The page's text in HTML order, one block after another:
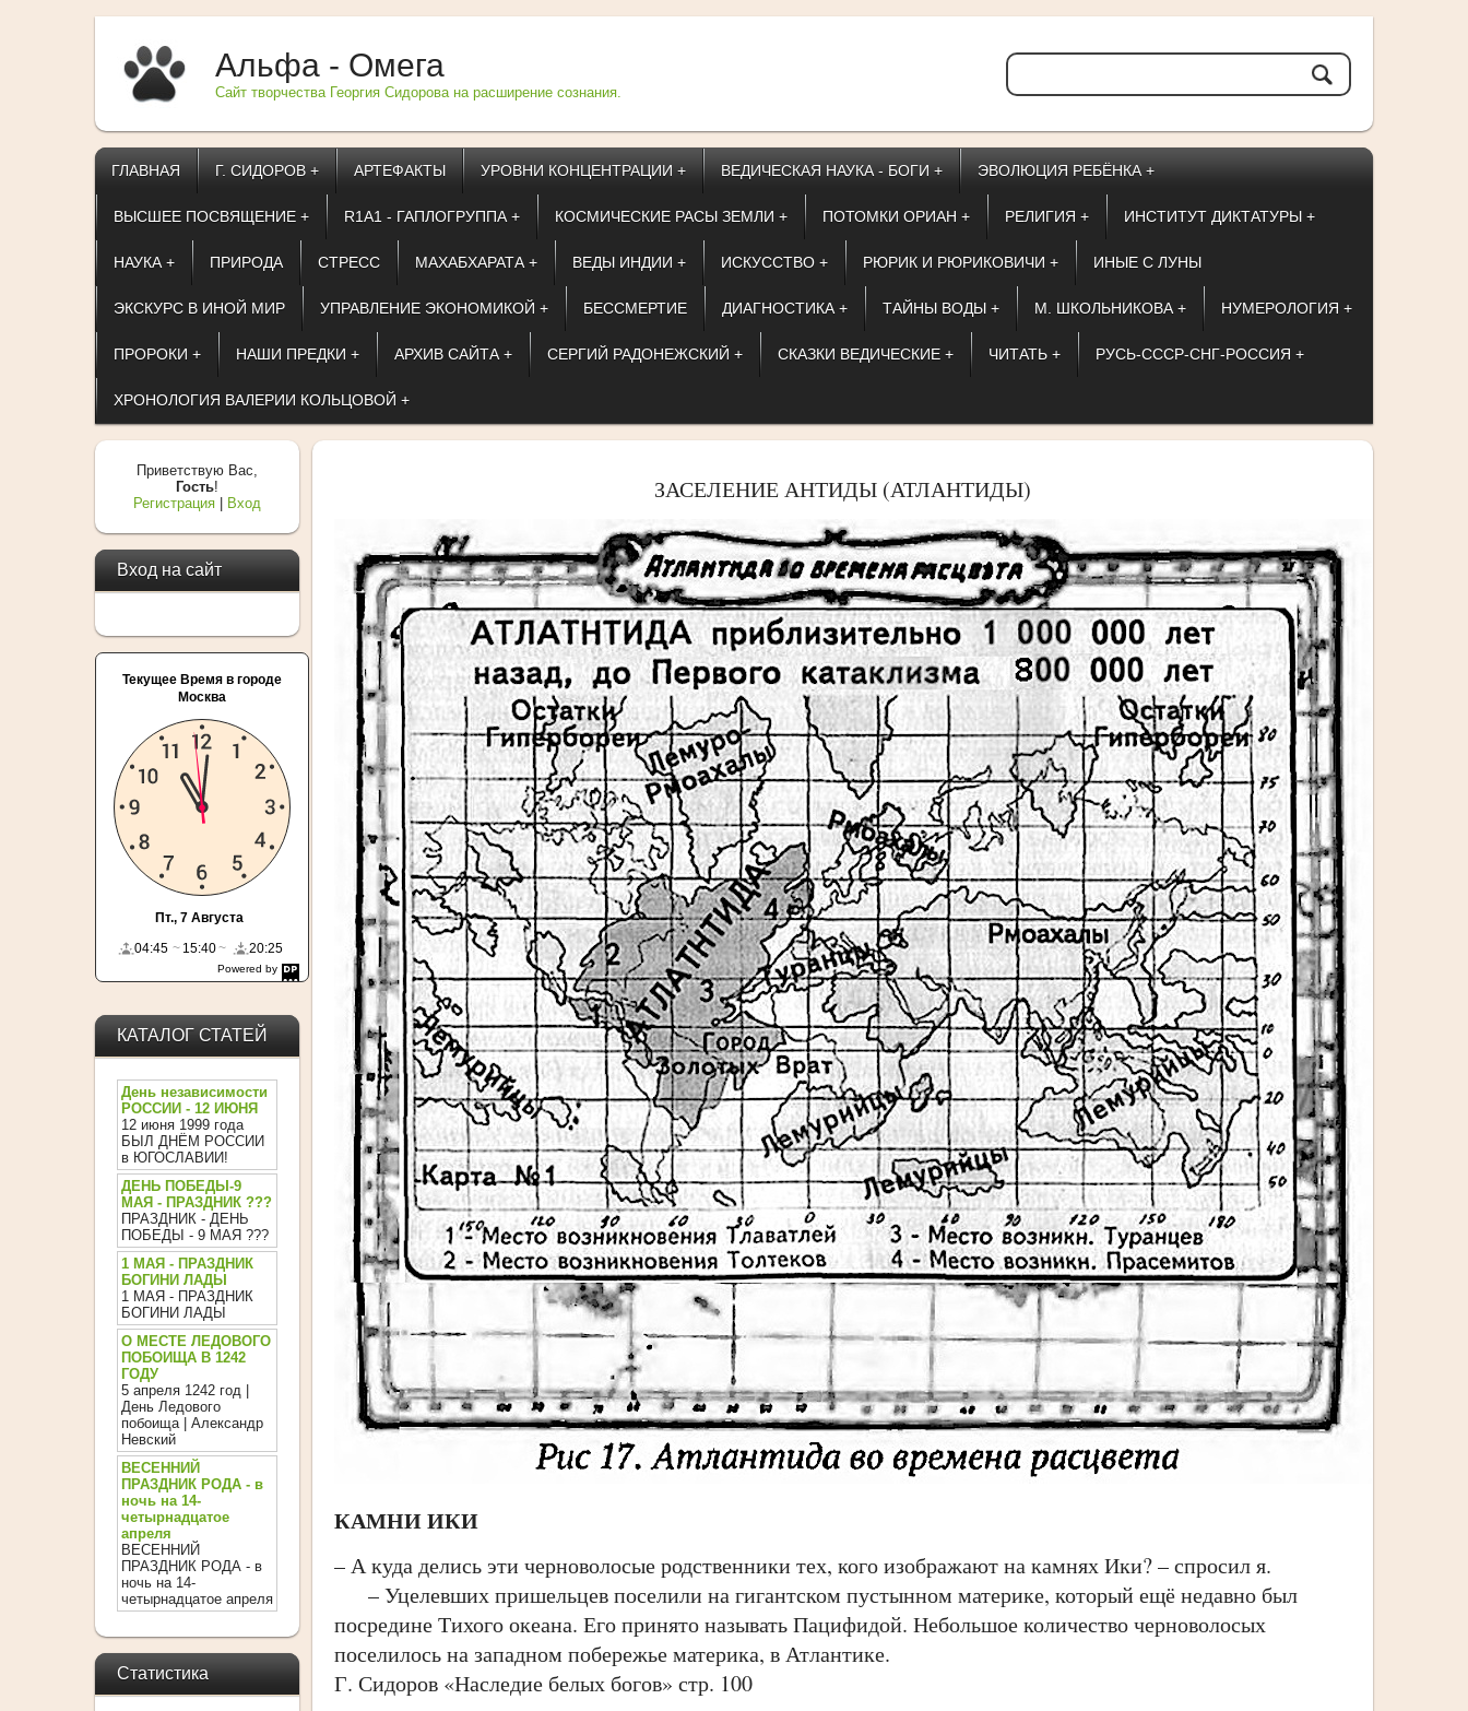
Альфа - Омега
Сайт творчества Георгия Сидорова на расширение сознания.
ГЛАВНАЯ Г. СИДОРОВ + АРТЕФАКТЫ УРОВНИ КОНЦЕНТРАЦИИ + ВЕДИЧЕСКАЯ НАУКА - БОГИ + ЭВОЛЮЦИЯ РЕБЁНКА +
ВЫСШЕЕ ПОСВЯЩЕНИЕ + R1A1 - ГАПЛОГРУППА + КОСМИЧЕСКИЕ РАСЫ ЗЕМЛИ + ПОТОМКИ ОРИАН + РЕЛИГИЯ + ИНСТИТУТ ДИКТАТУРЫ +
НАУКА + ПРИРОДА СТРЕСС МАХАБХАРАТА + ВЕДЫ ИНДИИ + ИСКУССТВО + РЮРИК И РЮРИКОВИЧИ + ИНЫЕ С ЛУНЫ
ЭКСКУРС В ИНОЙ МИР УПРАВЛЕНИЕ ЭКОНОМИКОЙ + БЕССМЕРТИЕ ДИАГНОСТИКА + ТАЙНЫ ВОДЫ + М. ШКОЛЬНИКОВА + НУМЕРОЛОГИЯ +
ПРОРОКИ + НАШИ ПРЕДКИ + АРХИВ САЙТА + СЕРГИЙ РАДОНЕЖСКИЙ + СКАЗКИ ВЕДИЧЕСКИЕ + ЧИТАТЬ + РУСЬ-СССР-СНГ-РОССИЯ +
ХРОНОЛОГИЯ ВАЛЕРИИ КОЛЬЦОВОЙ +
ЗАСЕЛЕНИЕ АНТИДЫ (АТЛАНТИДЫ)
КАМНИ ИКИ
– А куда делись эти черноволосые родственники тех, кого изображают на камнях Ики? – спросил я.
– Уцелевших пришельцев поселили на гигантском пустынном материке, который ещё недавно был
посредине Тихого океана. Его принято называть Пацифидой. Небольшое количество черноволосых
поселилось на западном побережье материка, в Атлантике.
Г. Сидоров «Наследие белых богов» стр. 100
Приветствую Вас,
Гость!
Регистрация
Вход
Вход на сайт
Powered by
DaysPedia.com
Текущее Время в городе
Москва
Пт., 7 Августа
04:45
15:40 20:25
КАТАЛОГ СТАТЕЙ
День независимости
РОССИИ - 12 ИЮНЯ
12 июня 1999 года
БЫЛ ДНЁМ РОССИИ
в ЮГОСЛАВИИ!
ДЕНЬ ПОБЕДЫ-9
МАЯ - ПРАЗДНИК ???
ПРАЗДНИК - ДЕНЬ
ПОБЕДЫ - 9 МАЯ ???
1 МАЯ - ПРАЗДНИК
БОГИНИ ЛАДЫ
1 МАЯ - ПРАЗДНИК
БОГИНИ ЛАДЫ
О МЕСТЕ ЛЕДОВОГО
ПОБОИЩА В 1242
ГОДУ
5 апреля 1242 год |
День Ледового
побоища | Александр
Невский
ВЕСЕННИЙ
ПРАЗДНИК РОДА - в
ночь на 14-
четырнадцатое
апреля
ВЕСЕННИЙ
ПРАЗДНИК РОДА - в
ночь на 14-
четырнадцатое апреля
Статистика